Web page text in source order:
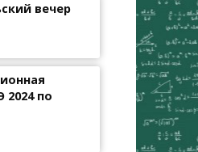
вечер
2024 по